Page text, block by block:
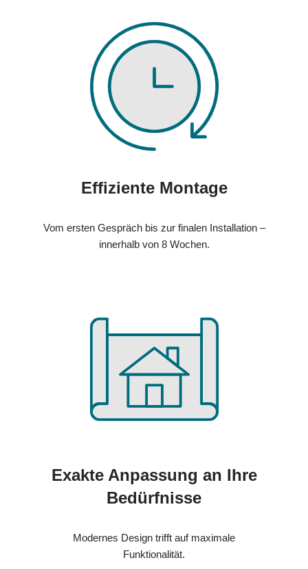
Effiziente Montage
Vom ersten Gespräch bis zur finalen Installation –
innerhalb von 8 Wochen.
Exakte Anpassung an Ihre
Bedürfnisse
Modernes Design trifft auf maximale
Funktionalität.